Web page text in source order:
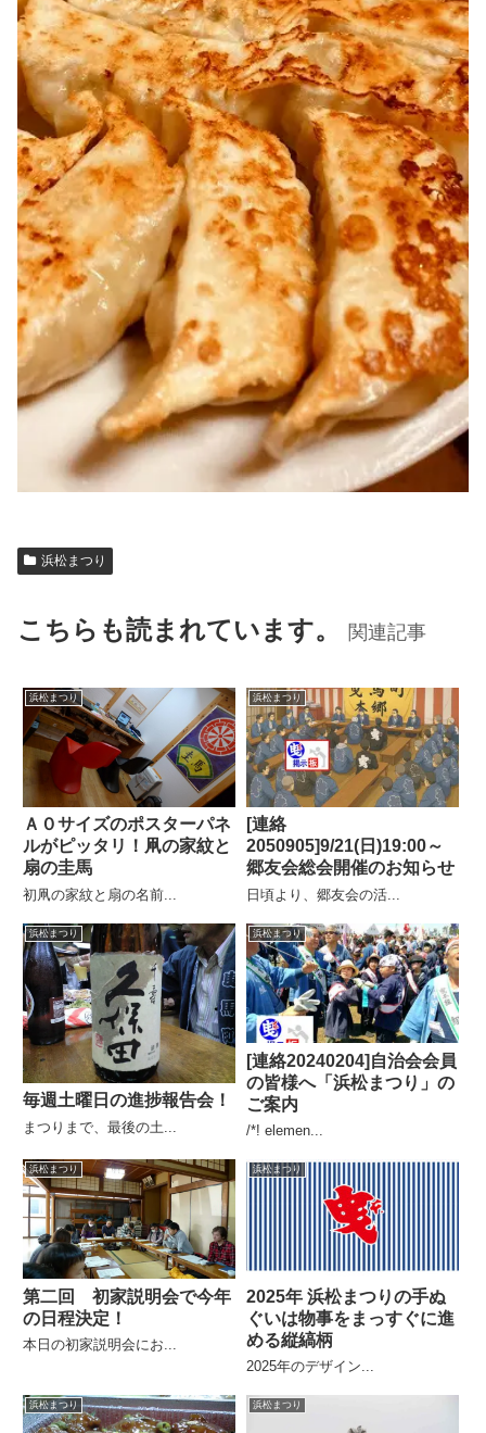
浜松まつり
こちらも読まれています。 関連記事
浜松まつり
Ａ０サイズのポスターパネ
ルがピッタリ！凧の家紋と
扇の圭馬
初凧の家紋と扇の名前...
浜松まつり
[連絡
2050905]9/21(日)19:00～
郷友会総会開催のお知らせ
日頃より、郷友会の活...
浜松まつり
毎週土曜日の進捗報告会！
まつりまで、最後の土...
浜松まつり
[連絡20240204]自治会会員
の皆様へ「浜松まつり」の
ご案内
/*! elemen...
浜松まつり
第二回 初家説明会で今年
の日程決定！
本日の初家説明会にお...
浜松まつり
2025年 浜松まつりの手ぬ
ぐいは物事をまっすぐに進
める縦縞柄
2025年のデザイン...
浜松まつり 浜松まつり